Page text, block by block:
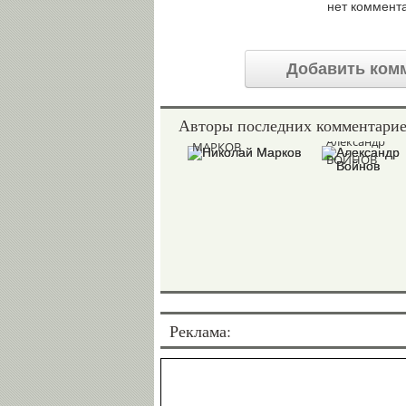
нет
Добавить
Авторы последних
Николай
МАРКОВ
Александр
ВОЙНОВ
Реклама: